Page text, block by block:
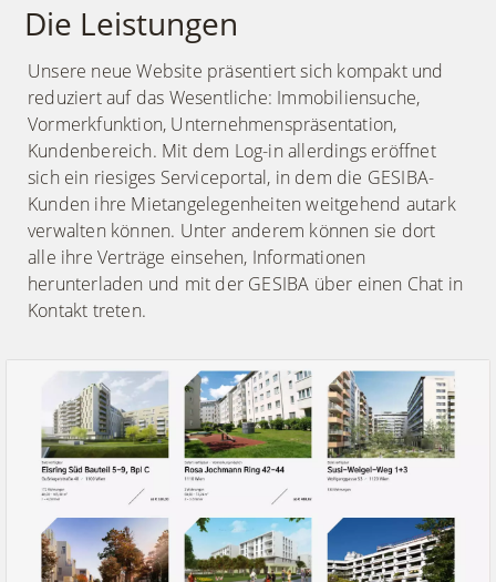
Die Leistungen
Unsere neue Website präsentiert sich kompakt und
reduziert auf das Wesentliche: Immobiliensuche,
Vormerkfunktion, Unternehmenspräsentation,
Kundenbereich. Mit dem Log-in allerdings eröffnet
sich ein riesiges Serviceportal, in dem die GESIBA-
Kunden ihre Mietangelegenheiten weitgehend autark
verwalten können. Unter anderem können sie dort
alle ihre Verträge einsehen, Informationen
herunterladen und mit der GESIBA über einen Chat in
Kontakt treten.